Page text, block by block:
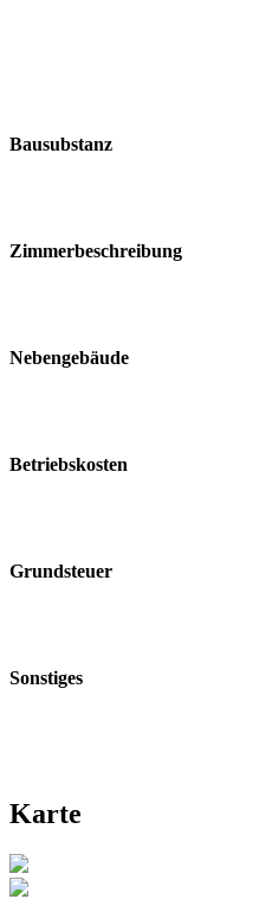
Bausubstanz
Zimmerbeschreibung
Nebengebäude
Betriebskosten
Grundsteuer
Sonstiges
Karte